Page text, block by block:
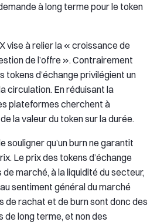
à long terme pour le token
vise à relier la « croissance de
de l’offre ». Contrairement
tokens d’échange privilégient un
circulation. En réduisant la
plateformes cherchent à
la valeur du token sur la durée.
souligner qu’un burn ne garantit
Le prix des tokens d’échange
marché, à la liquidité du secteur,
sentiment général du marché
de rachat et de burn sont donc des
long terme, et non des